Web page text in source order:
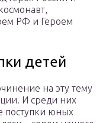
РФ и Героем
детей
на эту тему
И среди них
поступки юных